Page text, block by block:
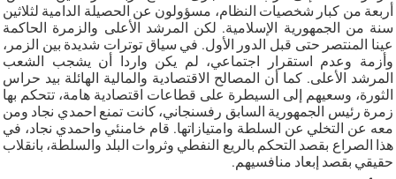
أربعة من كبار شخصيات النظام، مسؤولون عن الحصيلة الدامية لثلاثين
سنة من الجمهورية الإسلامية. لكن المرشد الأعلى والزمرة الحاكمة
عينا المنتصر حتى قبل الدور الأول. في سياق توترات شديدة بين الزمر،
وأزمة وعدم استقرار اجتماعي، لم يكن واردا أن يشجب الشعب
المرشد الأعلى. كما أن المصالح الاقتصادية والمالية الهائلة بيد حراس
الثورة، وسعيهم إلى السيطرة على قطاعات اقتصادية هامة، تتحكم بها
زمرة رئيس الجمهورية السابق رفسنجاني، كانت تمنع احمدي نجاد ومن
معه عن التخلي عن السلطة وامتيازاتها. قام خامنئي واحمدي نجاد، في
هذا الصراع بقصد التحكم بالريع النفطي وثروات البلد والسلطة، بانقلاب
حقيقي بقصد إبعاد منافسيهم.